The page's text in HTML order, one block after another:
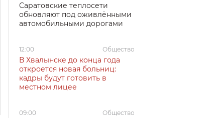
Саратовские теплосети
обновляют под оживлёнными
автомобильными дорогами
12:00 Общество
В Хвалынске до конца года
откроется новая больниц:
кадры будут готовить в
местном лицее
09:00 Общество